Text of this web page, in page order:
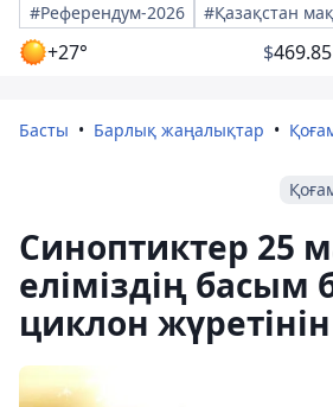
#Референдум-2026
#Қазақстан
+27° $469.85
Басты Барлық жаңалықтар
Синоптиктер 25
еліміздің басым
циклон